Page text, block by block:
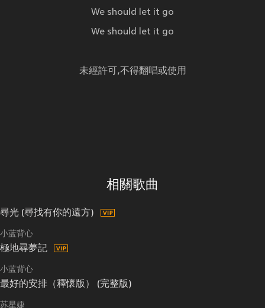
We should let it go
We should let it go
未經許可,不得翻唱或使用
相關歌曲
尋光 (尋找有你的遠方)
小蓝背心
極地尋夢記
小蓝背心
最好的安排（釋懷版） (完整版)
苏星婕